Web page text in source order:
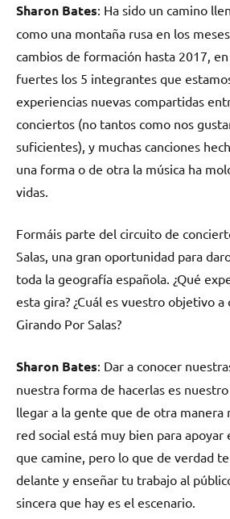
Sharon Bates: Ha sido un camino
como una montaña rusa en los
cambios de formación hasta 2017,
fuertes los 5 integrantes que
experiencias nuevas compartidas
conciertos (no tantos como nos
suficientes), y muchas canciones
una forma o de otra la música ha
vidas.
Formáis parte del circuito de
Salas, una gran oportunidad para
toda la geografía española. ¿Qué
esta gira? ¿Cuál es vuestro objetivo a
Girando Por Salas?
Sharon Bates: Dar a conocer
nuestra forma de hacerlas es
llegar a la gente que de otra manera
red social está muy bien para apoyar
que camine, pero lo que de verdad
delante y enseñar tu trabajo al
sincera que hay es el escenario.